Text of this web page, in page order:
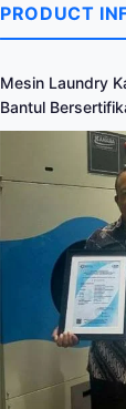
PRODUCT
Mesin Laundry
Bantul